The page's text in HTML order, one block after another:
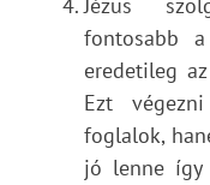
fontosabb
eredetileg
Ezt
foglalok,
jó lenne így